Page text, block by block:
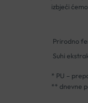
izbjeći
Prirodno
Suhi
* PU –
** dnevne